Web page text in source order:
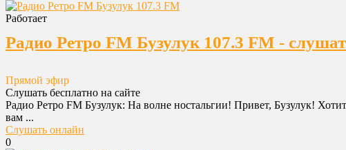
Работает
Радио Ретро FM Бузулук 107.3 FM -
Прямой эфир
Слушать бесплатно на сайте
Радио Ретро FM Бузулук: На волне ностальгии! Привет, Бузулук!
вам ...
Слушать онлайн
0